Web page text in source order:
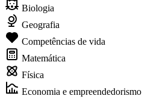
Biologia
Geografia
Competências de vida
Matemática
Física
Economia e empreendedorismo